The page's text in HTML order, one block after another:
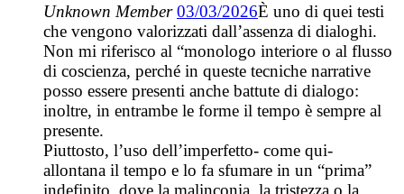
Unknown Member 03/03/2026È uno di quei testi
che vengono valorizzati dall’assenza di dialoghi.
Non mi riferisco al “monologo interiore o al flusso
di coscienza, perché in queste tecniche narrative
posso essere presenti anche battute di dialogo:
inoltre, in entrambe le forme il tempo è sempre al
presente.
Piuttosto, l’uso dell’imperfetto- come qui-
allontana il tempo e lo fa sfumare in un “prima”
indefinito, dove la malinconia, la tristezza o la